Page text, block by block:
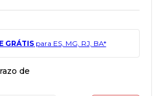
GRÁTISpara ES, MG, RJ, BA*